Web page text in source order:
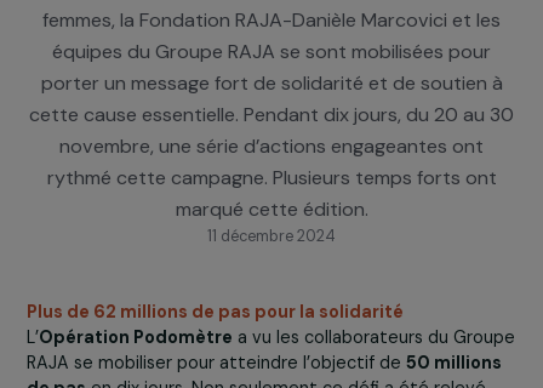
Le 25 novembre dernier, à l’occasion de la
internationale de lutte contre les violences faites
femmes, la Fondation RAJA-Danièle Marcovici et
équipes du Groupe RAJA se sont mobilisées
porter un message fort de solidarité et de
cette cause essentielle. Pendant dix jours, du 20
novembre, une série d’actions engageantes ont
marqué cette édition.
11 décembre 2024